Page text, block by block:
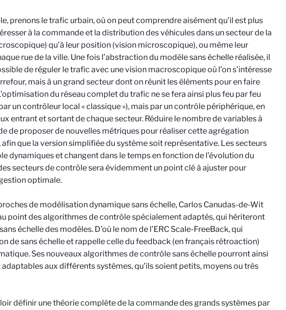
prenons le trafic urbain, où on peut comprendre aisément qu’il est plus
à la commande et la distribution des véhicules dans un secteur de la
qu’à leur position (vision microscopique), ou même leur
rue de la ville. Une fois l’abstraction du modèle sans échelle réalisée, il
de réguler le trafic avec une vision macroscopique où l’on s’intéresse
mais à un grand secteur dont on réunit les éléments pour en faire
du réseau complet du trafic ne se fera ainsi plus feu par feu
un contrôleur local « classique »), mais par un contrôle périphérique, en
entrant et sortant de chaque secteur. Réduire le nombre de variables à
de proposer de nouvelles métriques pour réaliser cette agrégation
que la version simplifiée du système soit représentative. Les secteurs
dynamiques et changent dans le temps en fonction de l’évolution du
secteurs de contrôle sera évidemment un point clé à ajuster pour
optimale.
de modélisation dynamique sans échelle, Carlos Canudas-de-Wit
point des algorithmes de contrôle spécialement adaptés, qui hériteront
échelle des modèles. D’où le nom de l’ERC Scale-FreeBack, qui
de sans échelle et rappelle celle du feedback (en français rétroaction)
Ses nouveaux algorithmes de contrôle sans échelle pourront ainsi
aux différents systèmes, qu’ils soient petits, moyens ou très
définir une théorie complète de la commande des grands systèmes par